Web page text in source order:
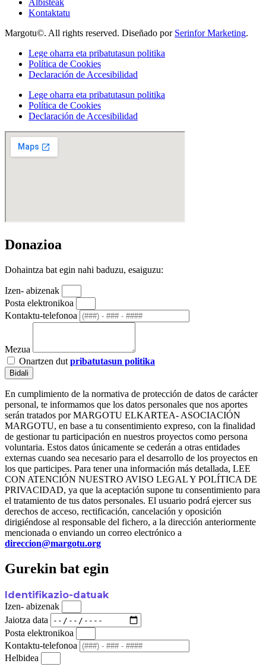
Albisteak
Kontaktatu
Margotu©. All rights reserved. Diseñado por Serinfor Marketing.
Lege oharra eta pribatutasun politika
Política de Cookies
Declaración de Accesibilidad
Lege oharra eta pribatutasun politika
Política de Cookies
Declaración de Accesibilidad
Donazioa
Dohaintza bat egin nahi baduzu, esaiguzu:
Izen- abizenak
Posta elektronikoa
Kontaktu-telefonoa
Mezua
Onartzen dut pribatutasun politika
Bidali
En cumplimiento de la normativa de protección de datos de carácter
personal, te informamos que los datos personales que nos aportes
serán tratados por MARGOTU ELKARTEA- ASOCIACIÓN
MARGOTU, en base a tu consentimiento expreso, con la finalidad
de gestionar tu participación en nuestros proyectos como persona
voluntaria. Estos datos únicamente se cederán a otras entidades
externas cuando sea necesario para el desarrollo de los proyectos en
los que participes. Para tener una información más detallada, LEE
CON ATENCIÓN NUESTRO AVISO LEGAL Y POLÍTICA DE
PRIVACIDAD, ya que la aceptación supone tu consentimiento para
el tratamiento de tus datos personales. El usuario podrá ejercer sus
derechos de acceso, rectificación, cancelación y oposición
dirigiéndose al responsable del fichero, a la dirección anteriormente
mencionada o enviando un correo electrónico a
direccion@margotu.org
Gurekin bat egin
Identifikazio-datuak
Izen- abizenak
Jaiotza data
Posta elektronikoa
Kontaktu-telefonoa
Helbidea